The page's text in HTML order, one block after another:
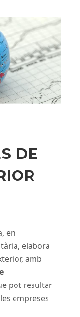
DE
en
elabora
amb
pot resultar
empreses